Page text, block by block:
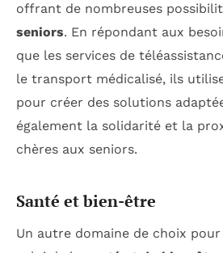
offrant de nombreuses
seniors. En répondant aux
que les services de
le transport médicalisé, ils
pour créer des solutions
également la solidarité et la
chères aux seniors.
Santé et bien-être
Un autre domaine de choix pour